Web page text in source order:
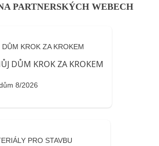
PARTNERSKÝCH WEBECH
DŮM KROK ZA KROKEM
8/2026
PRO STAVBU